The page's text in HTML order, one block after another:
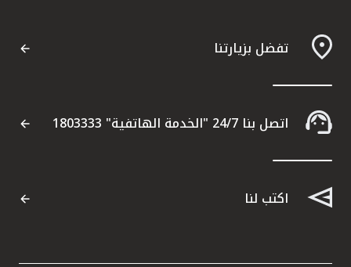
تفضل بزيارتنا
اتصل بنا 24/7 "الخدمة الهاتفية" 1803333
اكتب لنا